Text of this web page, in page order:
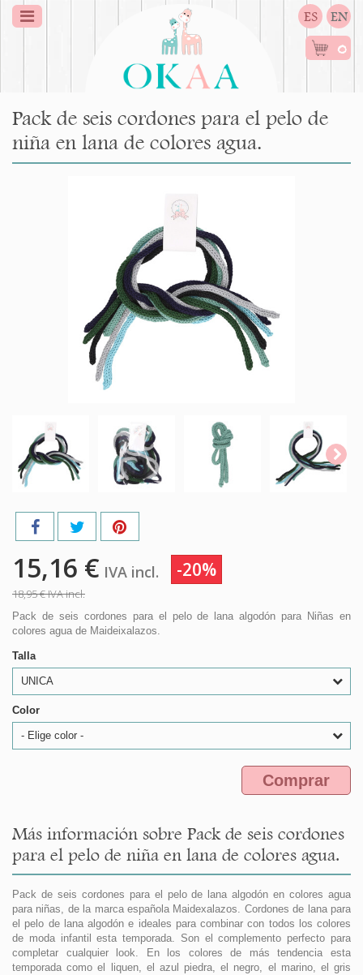
ES EN
0
Pack de seis cordones para el pelo de
niña en lana de colores agua.
15,16 € IVA incl. -20%
18,95 €IVA incl.
Pack de seis cordones para el pelo de lana algodón para Niñas en
colores agua de Maideixalazos.
Talla
UNICA
Color
- Elige color -
Comprar
Más información sobre Pack de seis cordones
para el pelo de niña en lana de colores agua.
Pack de seis cordones para el pelo de lana algodón en colores agua
para niñas, de la marca española Maidexalazos. Cordones de lana para
el pelo de lana algodón e ideales para combinar con todos los colores
de moda infantil esta temporada. Son el complemento perfecto para
completar cualquier look. En los colores de más tendencia esta
temporada como el liquen, el azul piedra, el negro, el marino, el gris